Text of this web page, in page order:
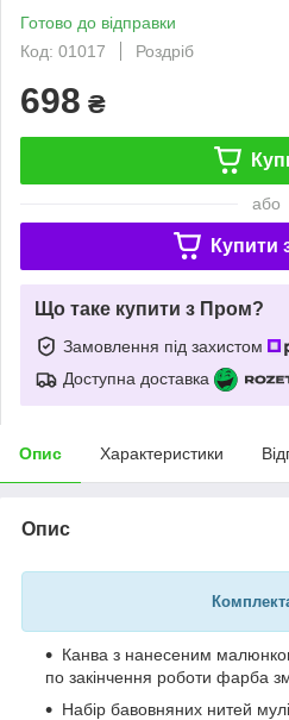
Готово до відправки
Код: 01017
Роздріб
698 ₴
або
Купити
Що таке купити з Пром?
Замовлення під захистом
Доступна доставка
Опис Характеристики
Опис
Канва з нанесеним
по закінчення роботи фарба
Набір бавовняних нитей